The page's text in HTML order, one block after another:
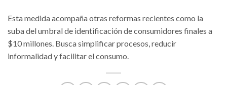
Esta medida acompaña otras reformas recientes como la
suba del umbral de identificación de consumidores finales a
$10 millones. Busca simplificar procesos, reducir
informalidad y facilitar el consumo.